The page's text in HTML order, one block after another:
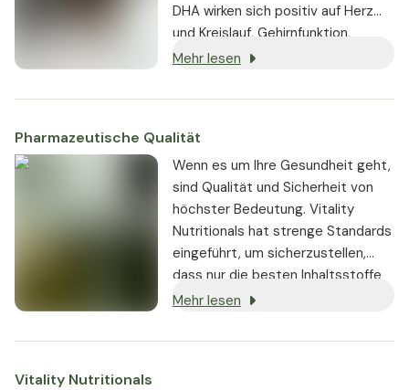
DHA wirken sich positiv auf Herz
und Kreislauf, Gehirnfunktion,
Sehkraft, Blutfette und die normale
Mehr lesen
Pharmazeutische Qualität
Wenn es um Ihre Gesundheit geht,
sind Qualität und Sicherheit von
höchster Bedeutung. Vitality
Nutritionals hat strenge Standards
eingeführt, um sicherzustellen,
dass nur die besten Inhaltsstoffe
von seriösen Lieferanten bezogen
werden:
Mehr lesen
Vitality Nutritionals